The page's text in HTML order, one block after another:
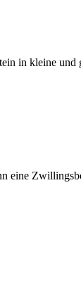
in kleine
eine